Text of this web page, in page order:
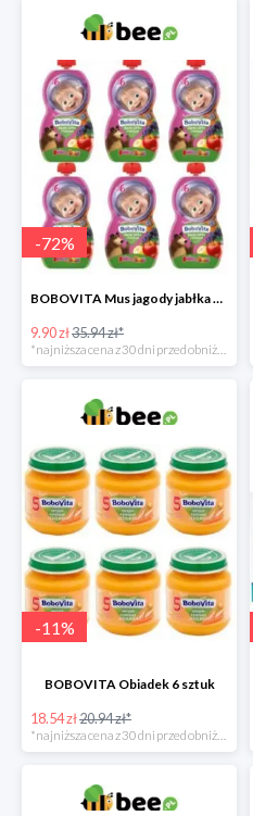
-72%
BOBOVITA Mus jagody jabłka banan 6 sztuk
9.90 zł35.94 zł*
*najniższa cena z 30 dni przed obniżką
-11%
BOBOVITA Obiadek 6 sztuk
18.54 zł20.94 zł*